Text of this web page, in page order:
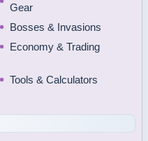
Gear
Bosses & Invasions
Economy & Trading
Tools & Calculators